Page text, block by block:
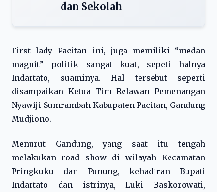
dan Sekolah
First lady Pacitan ini, juga memiliki “medan
magnit” politik sangat kuat, sepeti halnya
Indartato, suaminya. Hal tersebut seperti
disampaikan Ketua Tim Relawan Pemenangan
Nyawiji-Sumrambah Kabupaten Pacitan, Gandung
Mudjiono.
Menurut Gandung, yang saat itu tengah
melakukan road show di wilayah Kecamatan
Pringkuku dan Punung, kehadiran Bupati
Indartato dan istrinya, Luki Baskorowati,